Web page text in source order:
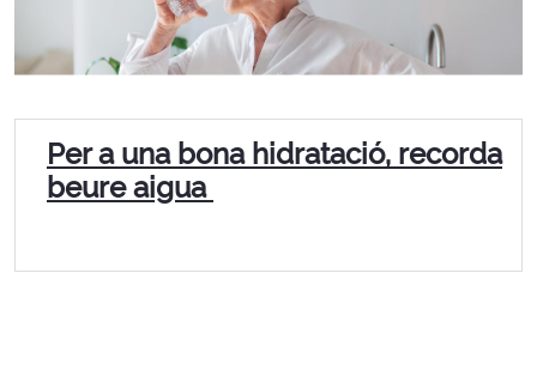
Per a una bona hidratació, recorda
beure aigua